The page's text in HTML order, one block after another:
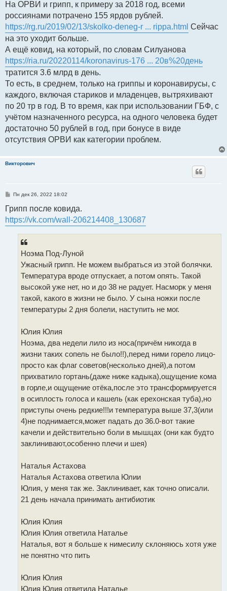
На ОРВИ и грипп, к примеру за 2018 год, всеми
россиянами потрачено 155 ярдов рублей.
https://rg.ru/2019/02/13/skolko-deneg-r ... rippa.html Сейчас
на это уходит больше.
А ещё ковид, на который, по словам Силуанова
https://ria.ru/20220114/koronavirus-176 ... 20в%20день
тратится 3.6 млрд в день.
То есть, в среднем, только на гриппы и коронавирусы, с
каждого, включая стариков и младенцев, вытряхивают
по 20 тр в год. В то время, как при использовании ГБФ, с
учётом назначенного ресурса, на одного человека будет
достаточно 50 рублей в год, при бонусе в виде
отсутствия ОРВИ как категории проблем.
Викторович
С
о
б
щ
е
Пн дек 26, 2022 18:02
Грипп после ковида.
https://vk.com/wall-206214408_130687
Ноэма Под-Луной
Ужасный грипп. Не можем выбраться из этой болячки.
Температура вроде отпускает, а потом опять. Такой
высокой уже нет, но и до 38 не радует. Насморк у меня
такой, какого в жизни не было. У сына ножки после
температуры 2 дня болели, наступить не мог.
Юлия Юлия
Ноэма, два недели лило из носа(причём никогда в
жизни таких сопель не было!!),перед ними горело лицо-
просто как флаг советов(несколько дней),а потом
прихватило гортань(даже ниже кадыка),ощущение кома
в горле,и ощущение отёка,после это трансформируется
в осиплость голоса и кашель (как ерехонская туба),но
приступы очень редкие!!!и температура выше 37,3(или
4)не поднимается,может падать до 36.0-вот такие
качели и действительно боли в мышцах (они как будто
заклинивают,особенно плечи и шея)
Наталья Астахова
Наталья Астахова ответила Юлии
Юлия, у меня так же. Заклинивает, как точно описали.
21 день начала принимать антибиотик
Юлия Юлия
Юлия Юлия ответила Наталье
Наталья, вот я больше к нимесилу склоняюсь хотя уже
не понятно что пить
Юлия Юлия
Юлия Юлия ответила Наталье